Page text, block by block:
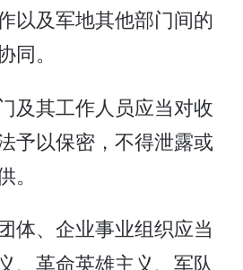
以及军地其他部门间的
。
及其工作人员应当对收
予以保密，不得泄露或
体、企业事业组织应当
、革命英雄主义、军队